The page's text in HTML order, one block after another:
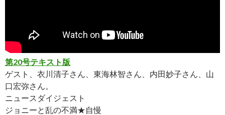
第20号テキスト版
ゲスト、衣川清子さん、東海林智さん、内田妙子さん、山
口宏弥さん。
ニュースダイジェスト
ジョニーと乱の不満★自慢